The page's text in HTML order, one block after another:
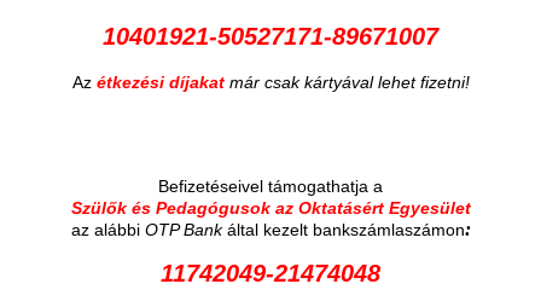
10401921-50527171-89671007
Az étkezési díjakat már csak kártyával lehet fizetni!
Befizetéseivel támogathatja a
Szülők és Pedagógusok az Oktatásért Egyesület
az alábbi OTP Bankáltal kezelt bankszámlaszámon:
11742049-21474048